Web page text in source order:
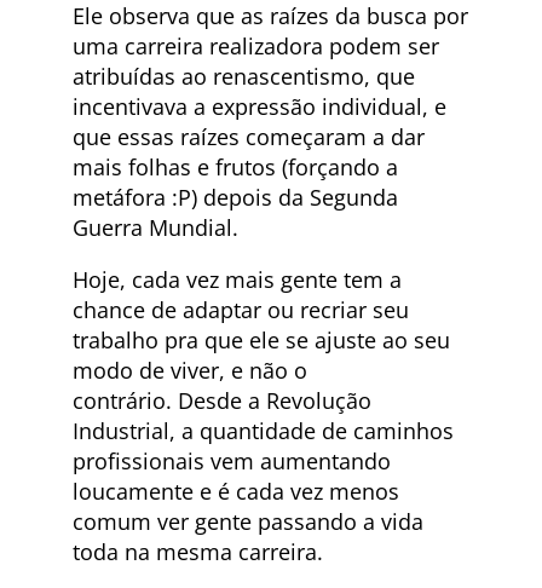
Ele observa que as raízes da busca por
uma carreira realizadora podem ser
atribuídas ao renascentismo, que
incentivava a expressão individual, e
que essas raízes começaram a dar
mais folhas e frutos (forçando a
metáfora :P) depois da Segunda
Guerra Mundial.
Hoje, cada vez mais gente tem a
chance de adaptar ou recriar seu
trabalho pra que ele se ajuste ao seu
modo de viver, e não o
contrário. Desde a Revolução
Industrial, a quantidade de caminhos
profissionais vem aumentando
loucamente e é cada vez menos
comum ver gente passando a vida
toda na mesma carreira.